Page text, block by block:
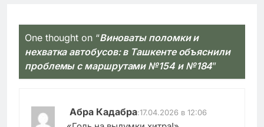
One thought on “Виноваты поломки и
нехватка автобусов: в Ташкенте объяснили
проблемы с маршрутами №154 и №184”
Абра Кадабра:17.04.2026 в 12:06